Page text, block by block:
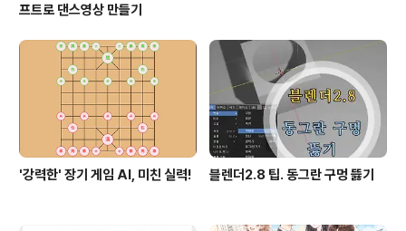
프트로 댄스영상 만들기
'강력한' 장기 게임 AI, 미친 실력! 블렌더2.8 팁. 동그란 구멍 뜷기